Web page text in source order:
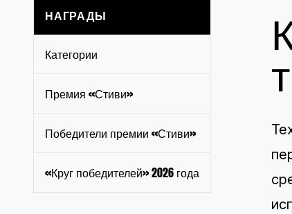
НАГРАДЫ
Категории
Премия «Стиви»
Победители премии «Стиви»
«Круг победителей» 2026 года